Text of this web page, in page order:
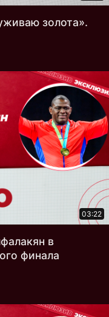
золота».
03:22
в
финала